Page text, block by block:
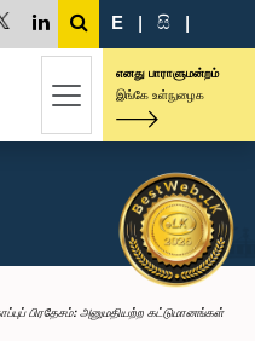
E | සි |
எனது பாராளுமன்றம்
இங்கே உள்நுழைக
பிரதேசம்: அனுமதியற்ற கட்டுமானங்கள்